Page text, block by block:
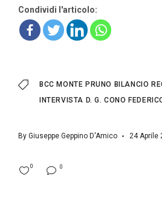
Condividi l'articolo:
BCC MONTE PRUNO BILANCIO
INTERVISTA D. G. CONO
By Giuseppe Geppino D'Amico 24 Aprile
0
0